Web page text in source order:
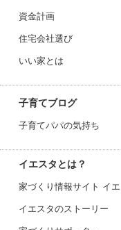
資金計画
住宅会社選び
いい家とは
子育てブログ
子育てパパの気持ち
イエスタとは？
家づくり情報サイト イ
イエスタのストーリー